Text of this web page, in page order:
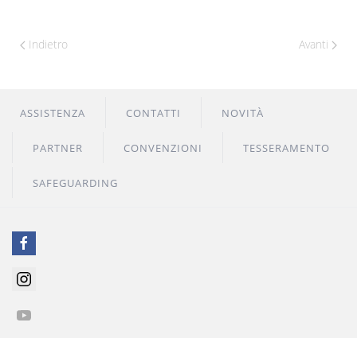
Indietro Avanti
ASSISTENZA CONTATTI NOVITÀ
PARTNER CONVENZIONI TESSERAMENTO
SAFEGUARDING